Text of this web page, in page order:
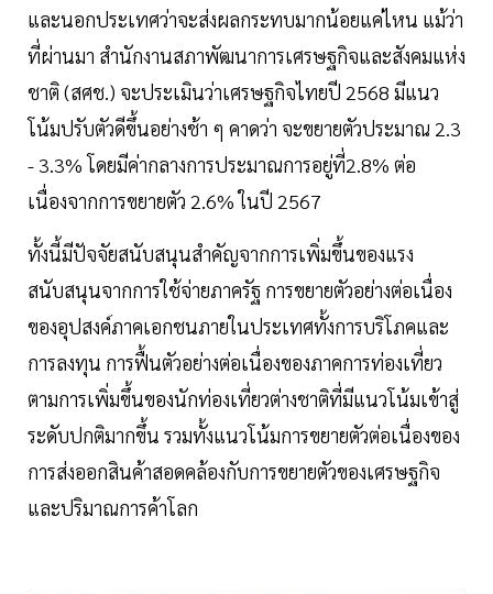
และนอกประเทศว่าจะส่งผลกระทบมากน้อยแค่ไหน แม้ว่า
ที่ผ่านมา สำนักงานสภาพัฒนาการเศรษฐกิจและสังคมแห่ง
ชาติ (สศช.) จะประเมินว่าเศรษฐกิจไทยปี 2568 มีแนว
โน้มปรับตัวดีขึ้นอย่างช้า ๆ คาดว่า จะขยายตัวประมาณ 2.3
- 3.3% โดยมีค่ากลางการประมาณการอยู่ที่2.8% ต่อ
เนื่องจากการขยายตัว 2.6% ในปี 2567
ทั้งนี้มีปัจจัยสนับสนุนสำคัญจากการเพิ่มขึ้นของแรง
สนับสนุนจากการใช้จ่ายภาครัฐ การขยายตัวอย่างต่อเนื่อง
ของอุปสงค์ภาคเอกชนภายในประเทศทั้งการบริโภคและ
การลงทุน การฟื้นตัวอย่างต่อเนื่องของภาคการท่องเที่ยว
ตามการเพิ่มขึ้นของนักท่องเที่ยวต่างชาติที่มีแนวโน้มเข้าสู่
ระดับปกติมากขึ้น รวมทั้งแนวโน้มการขยายตัวต่อเนื่องของ
การส่งออกสินค้าสอดคล้องกับการขยายตัวของเศรษฐกิจ
และปริมาณการค้าโลก